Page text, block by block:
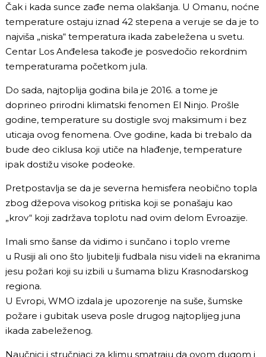
Čak i kada sunce zađe nema olakšanja. U Omanu, noćne
temperature ostaju iznad 42 stepena a veruje se da je to
najviša „niska“ temperatura ikada zabeležena u svetu.
Centar Los Anđelesa takođe je posvedočio rekordnim
temperaturama početkom jula.
Do sada, najtoplija godina bila je 2016. a tome je
doprineo prirodni klimatski fenomen El Ninjo. Prošle
godine, temperature su dostigle svoj maksimum i bez
uticaja ovog fenomena. Ove godine, kada bi trebalo da
bude deo ciklusa koji utiče na hlađenje, temperature
ipak dostižu visoke podeoke.
Pretpostavlja se da je severna hemisfera neobično topla
zbog džepova visokog pritiska koji se ponašaju kao
„krov“ koji zadržava toplotu nad ovim delom Evroazije.
Imali smo šanse da vidimo i sunčano i toplo vreme
u Rusiji ali ono što ljubitelji fudbala nisu videli na ekranima
jesu požari koji su izbili u šumama blizu Krasnodarskog
regiona.
U Evropi, WMO izdala je upozorenje na suše, šumske
požare i gubitak useva posle drugog najtoplijeg juna
ikada zabeleženog.
Naučnici i stručnjaci za klimu smatraju da ovom dugom i